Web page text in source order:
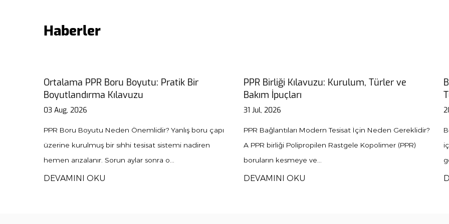
Haberler
PPR Birliği Kılavuzu: Kurulum, Türler ve
Bakım İpuçları
31 Jul, 2026
PPR Bağlantıları Modern Tesisat İçin Neden Gereklidir?
A PPR birliği Polipropilen Rastgele Kopolimer (PPR)
boruların kesmeye ve...
DEVAMINI OKU
Boru Malzemesi Kılavuzu: Projeniz için Doğru
Türü Nasıl Seçersiniz?
20 Jul, 2026
Boru arızası nadiren kötü şanstan kaynaklanır. Yanlış iş
için seçilen bir malzemeden geliyor; asitli topraktan
geçen bakır, ısı sınırını aşan PV...
DEVAMINI OKU